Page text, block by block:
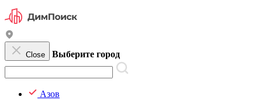
Close Выберите город
Азов